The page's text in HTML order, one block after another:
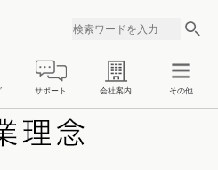
サポート 会社案内 その他